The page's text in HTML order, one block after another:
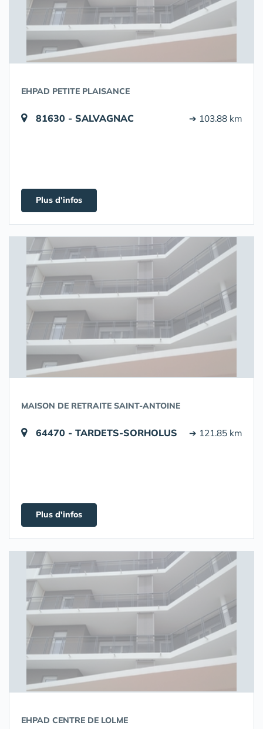
EHPAD PETITE PLAISANCE
81630 - SALVAGNAC ➔ 103.88 km
Plus d'infos
MAISON DE RETRAITE SAINT-ANTOINE
64470 - TARDETS-SORHOLUS ➔ 121.85 km
Plus d'infos
EHPAD CENTRE DE LOLME